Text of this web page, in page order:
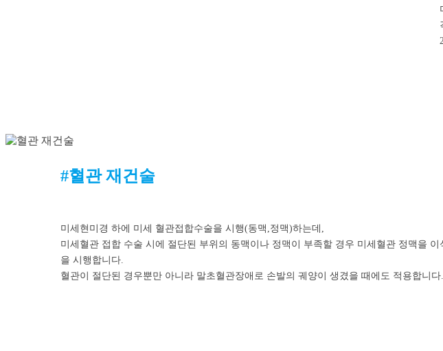
#혈관 재건술
미세현미경 하에 미세 혈관접합수술을 시행(동맥,정맥)하는데,
미세혈관 접합 수술 시에 절단된 부위의 동맥이나 정맥이 부족할 경우 미세혈관 정맥을 이
을 시행합니다.
혈관이 절단된 경우뿐만 아니라 말초혈관장애로 손발의 궤양이 생겼을 때에도 적용합니다.